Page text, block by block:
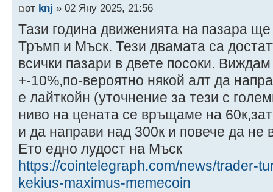
от knj » 02 Яну 2025, 21:56
Тази година движенията на пазара
Тръмп и Мъск. Тези двамата са
всички пазари в двете посоки.
+-10%,по-вероятно някой алт да
е лайткойн (уточнение за тези с
ниво на цената се връщаме на
и да направи над 300к и повече да не
Ето едно лудост на Мъск
https://cointelegraph.com/news/trader-
kekius-maximus-memecoin